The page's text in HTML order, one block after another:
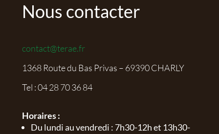
Nous contacter
contact@terae.fr
1368 Route du Bas Privas – 69390 CHARLY
Tel :04 28 70 36 84
Horaires :
Du lundi au vendredi : 7h30-12h et 13h30-